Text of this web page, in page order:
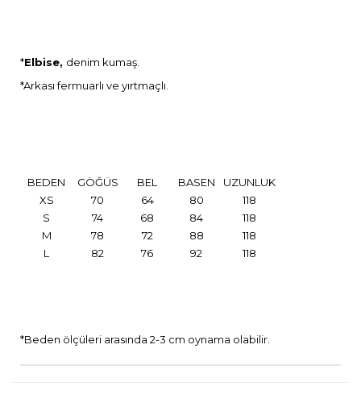
*Elbise, denim kumaş.
*Arkası fermuarlı ve yırtmaçlı.
BEDEN GÖĞÜS BEL BASEN
UZUNLUK
XS
70 64 80
118
S
74 68 84
118
M
78 72 88
118
L
82 76 92 118
*Beden ölçüleri arasında 2-3 cm oynama olabilir.